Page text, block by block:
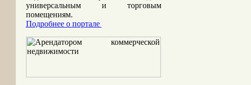
универсальным и торговым
помещениям.
Подробнее о портале